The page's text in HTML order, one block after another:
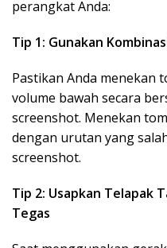
perangkat Anda:
Tip 1: Gunakan
Pastikan Anda menekan
volume bawah secara
screenshot. Menekan
dengan urutan yang
screenshot.
Tip 2: Usapkan Telapak
Tegas